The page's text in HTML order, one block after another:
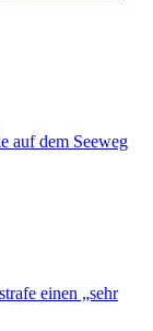
auf dem Seeweg
einen „sehr